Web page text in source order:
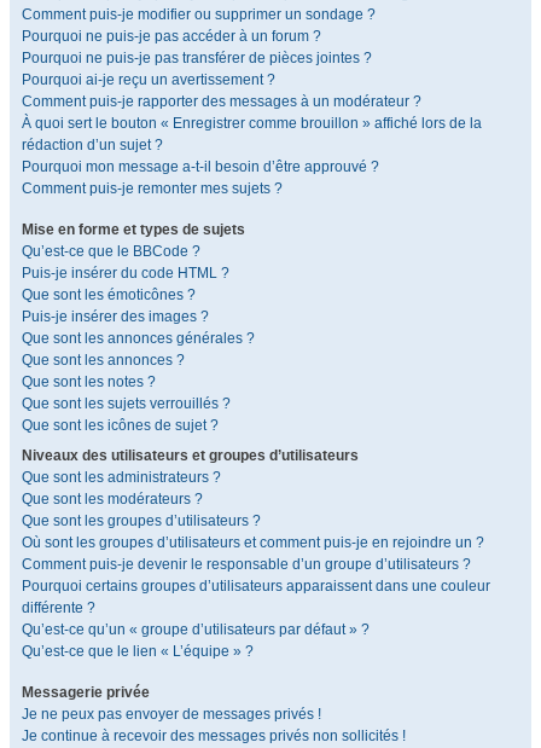
Comment puis-je modifier ou supprimer un sondage ?
Pourquoi ne puis-je pas accéder à un forum ?
Pourquoi ne puis-je pas transférer de pièces jointes ?
Pourquoi ai-je reçu un avertissement ?
Comment puis-je rapporter des messages à un modérateur ?
À quoi sert le bouton « Enregistrer comme brouillon » affiché lors de la
rédaction d’un sujet ?
Pourquoi mon message a-t-il besoin d’être approuvé ?
Comment puis-je remonter mes sujets ?
Mise en forme et types de sujets
Qu’est-ce que le BBCode ?
Puis-je insérer du code HTML ?
Que sont les émoticônes ?
Puis-je insérer des images ?
Que sont les annonces générales ?
Que sont les annonces ?
Que sont les notes ?
Que sont les sujets verrouillés ?
Que sont les icônes de sujet ?
Niveaux des utilisateurs et groupes d’utilisateurs
Que sont les administrateurs ?
Que sont les modérateurs ?
Que sont les groupes d’utilisateurs ?
Où sont les groupes d’utilisateurs et comment puis-je en rejoindre un ?
Comment puis-je devenir le responsable d’un groupe d’utilisateurs ?
Pourquoi certains groupes d’utilisateurs apparaissent dans une couleur
différente ?
Qu’est-ce qu’un « groupe d’utilisateurs par défaut » ?
Qu’est-ce que le lien « L’équipe » ?
Messagerie privée
Je ne peux pas envoyer de messages privés !
Je continue à recevoir des messages privés non sollicités !